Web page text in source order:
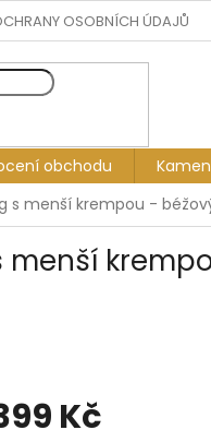
OSOBNÍCH ÚDAJŮ
obchodu
s menší krempou -
Kč